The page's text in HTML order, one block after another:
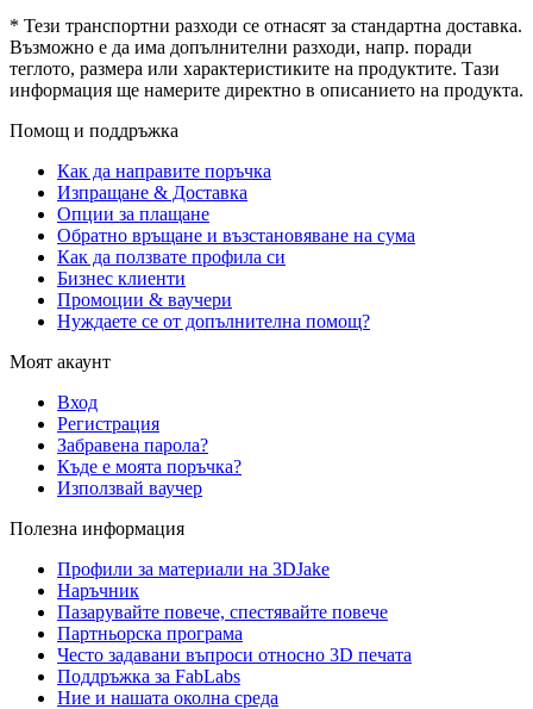
* Тези транспортни разходи се отнасят за стандартна доставка.
Възможно е да има допълнителни разходи, напр. поради
теглото, размера или характеристиките на продуктите. Тази
информация ще намерите директно в описанието на продукта.
Помощ и поддръжка
Как да направите поръчка
Изпращане & Доставка
Опции за плащане
Обратно връщане и възстановяване на сума
Как да ползвате профила си
Бизнес клиенти
Промоции & ваучери
Нуждаете се от допълнителна помощ?
Моят акаунт
Вход
Регистрация
Забравена парола?
Къде е моята поръчка?
Използвай ваучер
Полезна информация
Профили за материали на 3DJake
Наръчник
Пазарувайте повече, спестявайте повече
Партньорска програма
Често задавани въпроси относно 3D печата
Поддръжка за FabLabs
Ние и нашата околна среда